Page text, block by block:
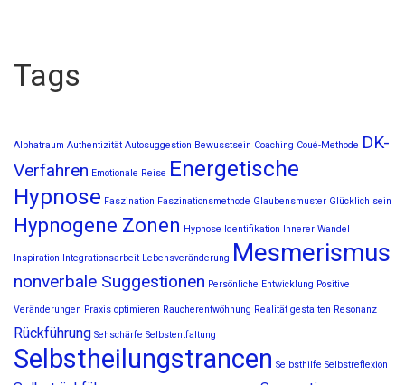
Tags
Alphatraum Authentizität Autosuggestion Bewusstsein Coaching Coué-Methode DK-
Verfahren Emotionale Reise Energetische
Hypnose Faszination Faszinationsmethode Glaubensmuster Glücklich sein
Hypnogene Zonen Hypnose Identifikation Innerer Wandel
Inspiration Integrationsarbeit Lebensveränderung Mesmerismus
nonverbale Suggestionen Persönliche Entwicklung Positive
Veränderungen Praxis optimieren Raucherentwöhnung Realität gestalten Resonanz
Rückführung Sehschärfe Selbstentfaltung
Selbstheilungstrancen Selbsthilfe Selbstreflexion